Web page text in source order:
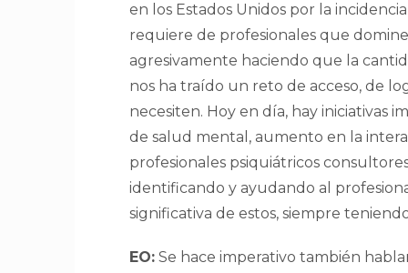
en los Estados Unidos por la
requiere de profesionales que
agresivamente haciendo que la
nos ha traído un reto de acceso, de
necesiten. Hoy en día, hay iniciativas
de salud mental, aumento en la
profesionales psiquiátricos
identificando y ayudando al
significativa de estos, siempre
EO: Se hace imperativo también